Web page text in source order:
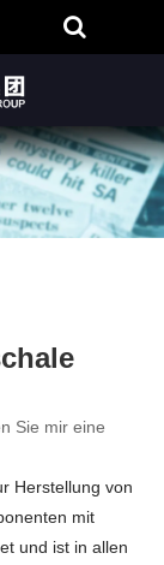
Sie mir eine
Herstellung von
mit
und ist in allen